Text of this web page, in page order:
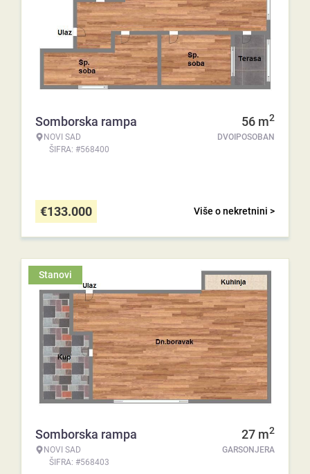
Somborska rampa
NOVI SAD
ŠIFRA: #568400
56 m2
DVOIPOSOBAN
Više o nekretnini >
€133.000
Stanovi
Somborska rampa
NOVI SAD
ŠIFRA: #568403
27 m2
GARSONJERA